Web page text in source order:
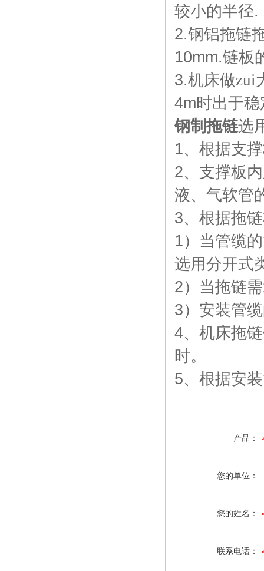
较小的半径.
2.钢铝拖链
10mm.链板
3.机床做zui
4m时出于
钢制拖链选
1、根据支
2、支撑板
液、气软管
3、根据拖
1）当管缆
选用分开式
2）当拖链
3）安装管
4、机床拖
时。
5、根据安
产品：
您的单位：
您的姓名：
联系电话：